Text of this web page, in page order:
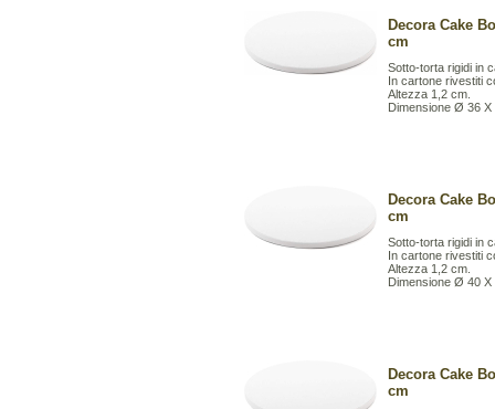
Decora Cake
cm
Sotto-torta rigidi in
In cartone rivestiti
Altezza 1,2 cm.
Dimensione Ø 36 X
Decora Cake
cm
Sotto-torta rigidi in
In cartone rivestiti
Altezza 1,2 cm.
Dimensione Ø 40 X
Decora Cake
cm